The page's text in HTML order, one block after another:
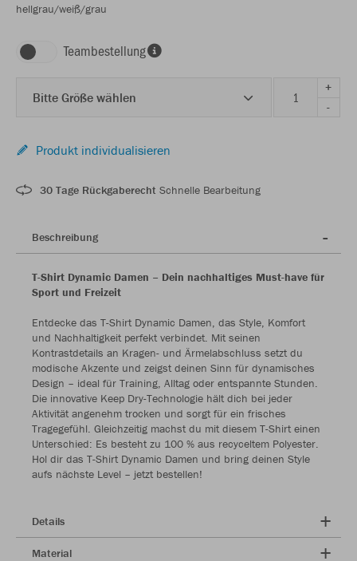
hellgrau/weiß/grau
Teambestellung
Bitte Größe wählen
+
-
Produkt individualisieren
30 Tage Rückgaberecht Schnelle Bearbeitung
Beschreibung
T-Shirt Dynamic Damen – Dein nachhaltiges Must-have für
Sport und Freizeit
Entdecke das T-Shirt Dynamic Damen, das Style, Komfort
und Nachhaltigkeit perfekt verbindet. Mit seinen
Kontrastdetails an Kragen- und Ärmelabschluss setzt du
modische Akzente und zeigst deinen Sinn für dynamisches
Design – ideal für Training, Alltag oder entspannte Stunden.
Die innovative Keep Dry-Technologie hält dich bei jeder
Aktivität angenehm trocken und sorgt für ein frisches
Tragegefühl. Gleichzeitig machst du mit diesem T-Shirt einen
Unterschied: Es besteht zu 100 % aus recyceltem Polyester.
Hol dir das T-Shirt Dynamic Damen und bring deinen Style
aufs nächste Level – jetzt bestellen!
Details
Material